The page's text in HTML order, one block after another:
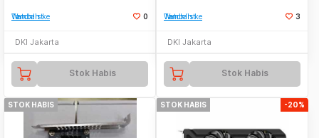
Tambah ke Watchlist 0
DKI Jakarta
Stok Habis
Tambah ke Watchlist 3
DKI Jakarta
Stok Habis
STOK HABIS STOK HABIS -20%